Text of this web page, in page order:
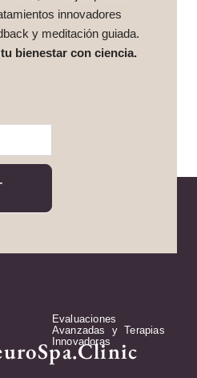
innovadores
y meditación guiada.
bienestar con ciencia.
Evaluaciones
Avanzadas y Terapias
Innovadoras